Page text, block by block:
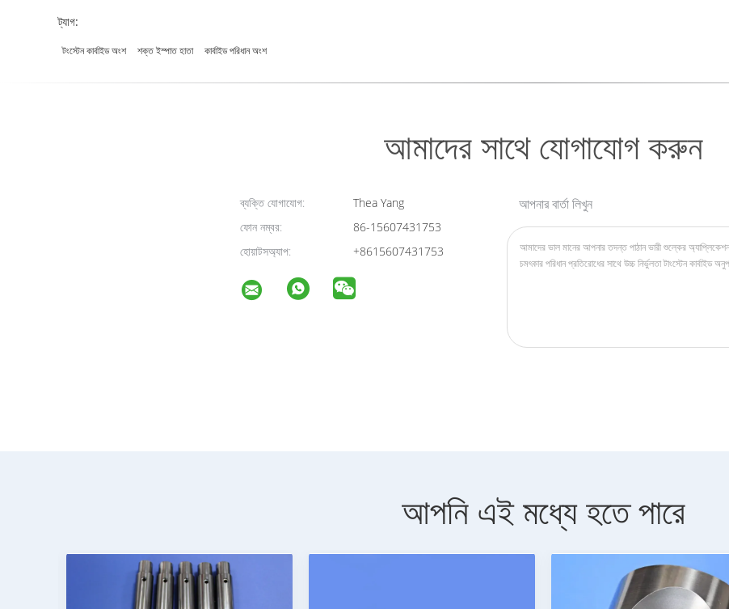
ট্যাগ:
টংস্টেন কার্বাইড অংশ শক্ত ইস্পাত হাতা কার্বাইড পরিধান অংশ
আমাদের সাথে যোগাযোগ করুন
ব্যক্তি যোগাযোগ:
Thea Yang
ফোন নম্বর:
86-15607431753
হোয়াটসঅ্যাপ:
+8615607431753
আপনার বার্তা লিখুন
আপনি এই মধ্যে হতে পারে